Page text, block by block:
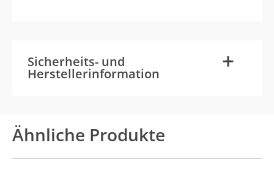
Sicherheits- und
Herstellerinformation +
-
Ähnliche Produkte